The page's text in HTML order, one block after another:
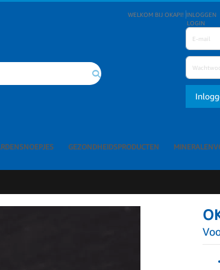
WELKOM BIJ OKAPI! INLOGGEN
LOGIN
GEZONDHEIDSPRODUCTEN